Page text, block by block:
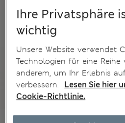
Ihre Privatsphäre
wichtig
Unsere Website verwendet
Technologien für eine
anderem, um Ihr Erlebnis
verbessern.
Lesen Sie hier
Cookie-Richtlinie.